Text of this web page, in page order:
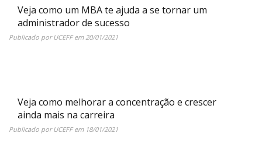
Veja como um MBA te ajuda a se tornar um
administrador de sucesso
Publicado porUCEFFem 20/01/2021
Veja como melhorar a concentração e crescer
ainda mais na carreira
Publicado porUCEFFem 18/01/2021